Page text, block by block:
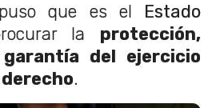
que es el Estado
la protección,
del ejercicio
.